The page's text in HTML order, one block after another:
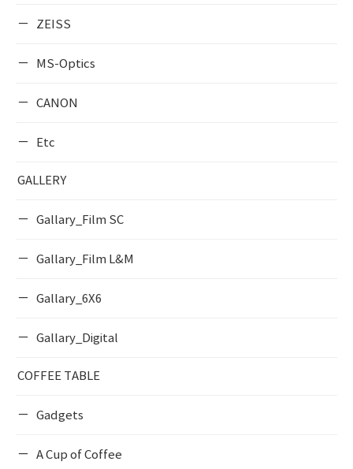
ZEISS
MS-Optics
CANON
Etc
GALLERY
Gallary_Film SC
Gallary_Film L&M
Gallary_6X6
Gallary_Digital
COFFEE TABLE
Gadgets
A Cup of Coffee